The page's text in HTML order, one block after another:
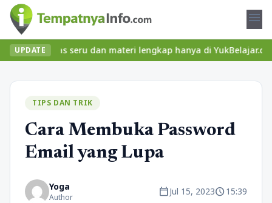
menu
UPDATE
kelas seru dan materi lengkap hanya di YukBelajar.com.
TIPS DAN TRIK
Cara Membuka Password
Email yang Lupa
Yoga
Author calendar_todayJul 15, 2023schedule15:39